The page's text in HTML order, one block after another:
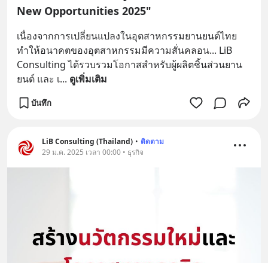
New Opportunities 2025"
เนื่องจากการเปลี่ยนแปลงในอุตสาหกรรมยานยนต์ไทย
ทำให้อนาคตของอุตสาหกรรมมีความสั่นคลอน... LiB
Consulting ได้รวบรวมโอกาสสำหรับผู้ผลิตชิ้นส่วนยาน
ยนต์ และ เ... ดูเพิ่มเติม
บันทึก
LiB Consulting (Thailand) • ติดตาม
29 ม.ค. 2025 เวลา 00:00 • ธุรกิจ